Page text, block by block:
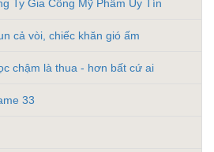
Ty Gia Công Mỹ Phẩm Uy Tín
cả vòi, chiếc khăn gió ấm
chậm là thua - hơn bất cứ ai
33